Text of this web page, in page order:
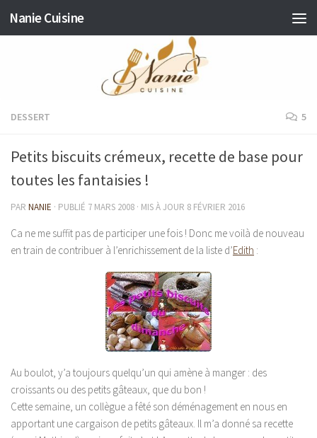
Skip to content
Nanie Cuisine
DESSERT 5
Petits biscuits crémeux, recette de base pour
toutes les fantaisies !
PAR NANIE · PUBLIÉ 7 MARS 2008 · MIS À JOUR 8 FÉVRIER 2016
Ca ne me suffit pas de participer une fois ! Donc me voilà de nouveau
en train de contribuer à l’enrichissement de la liste d’Edith :
Au boulot, y’a toujours quelqu’un qui amène à manger : des
croissants ou des petits gâteaux, que du bon !
Cette semaine, un collègue a fêté son déménagement en nous en
apportant une cargaison de petits gâteaux. Il m’a donné sa recette